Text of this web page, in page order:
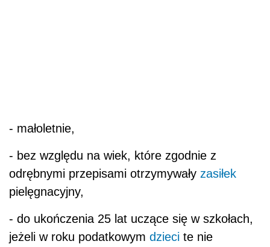
- małoletnie,
- bez względu na wiek, które zgodnie z
odrębnymi przepisami otrzymywały zasiłek
pielęgnacyjny,
- do ukończenia 25 lat uczące się w szkołach,
jeżeli w roku podatkowym dzieci te nie